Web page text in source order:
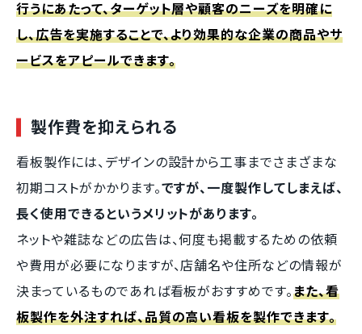
行うにあたって、ターゲット層や顧客のニーズを明確に
し、広告を実施することで、より効果的な企業の商品やサ
ービスをアピールできます。
製作費を抑えられる
看板製作には、デザインの設計から工事までさまざまな
初期コストがかかります。ですが、一度製作してしまえば、
長く使用できるというメリットがあります。
ネットや雑誌などの広告は、何度も掲載するための依頼
や費用が必要になりますが、店舗名や住所などの情報が
決まっているものであれば看板がおすすめです。また、看
板製作を外注すれば、品質の高い看板を製作できます。